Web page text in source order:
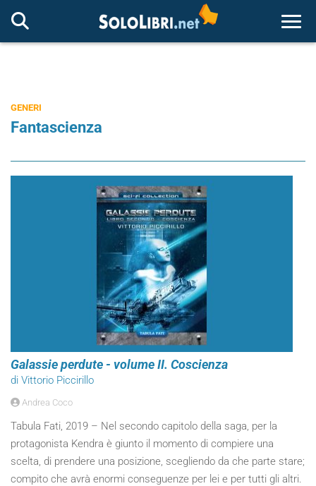
GENERI
Fantascienza
Galassie perdute - volume II. Coscienza
di Vittorio Piccirillo
Andrea Coco
Tabula Fati, 2019 – Nel secondo capitolo della saga, per la
protagonista Kendra è giunto il momento di compiere una
scelta, di prendere una posizione, scegliendo da che parte stare;
compito che avrà enormi conseguenze per lei e per tutti gli altri.